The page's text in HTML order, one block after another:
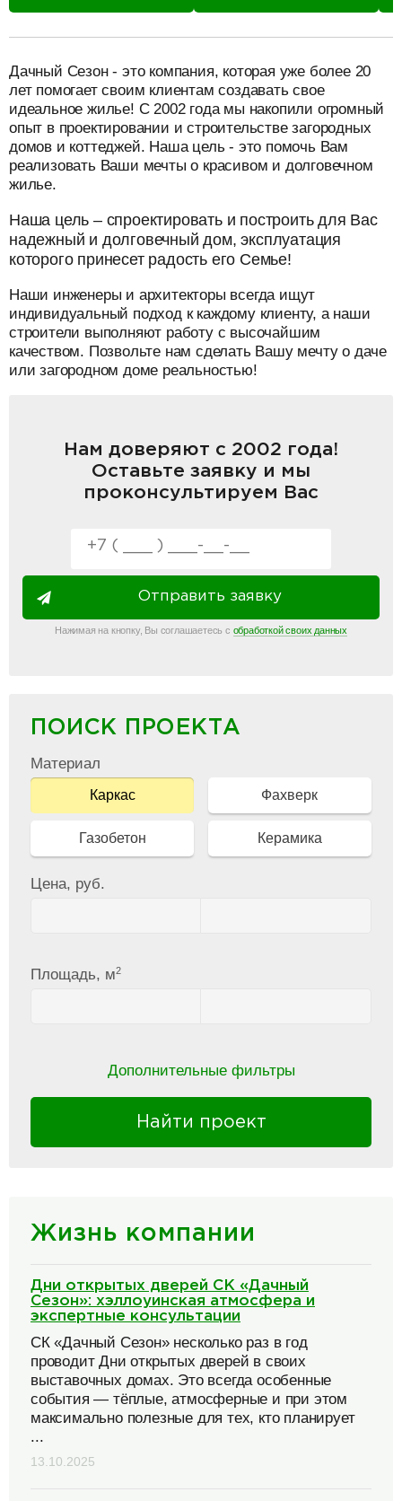
Дачный Сезон - это компания, которая уже более 20
лет помогает своим клиентам создавать свое
идеальное жилье! С 2002 года мы накопили огромный
опыт в проектировании и строительстве загородных
домов и коттеджей. Наша цель - это помочь Вам
реализовать Ваши мечты о красивом и долговечном
жилье.
Наша цель – спроектировать и построить для Вас
надежный и долговечный дом, эксплуатация
которого принесет радость его Семье!
Наши инженеры и архитекторы всегда ищут
индивидуальный подход к каждому клиенту, а наши
строители выполняют работу с высочайшим
качеством. Позвольте нам сделать Вашу мечту о даче
или загородном доме реальностью!
Нам доверяют с 2002 года!
Оставьте заявку и мы
проконсультируем Вас
Отправить заявку
Нажимая на кнопку, Вы соглашаетесь с обработкой своих данных
ПОИСК ПРОЕКТА
Материал
Каркас Фахверк
Газобетон Керамика
Цена, руб.
Площадь, м2
Дополнительные фильтры
Найти проект
Жизнь компании
Дни открытых дверей СК «Дачный
Сезон»: хэллоуинская атмосфера и
экспертные консультации
СК «Дачный Сезон» несколько раз в год
проводит Дни открытых дверей в своих
выставочных домах. Это всегда особенные
события — тёплые, атмосферные и при этом
максимально полезные для тех, кто планирует
...
13.10.2025